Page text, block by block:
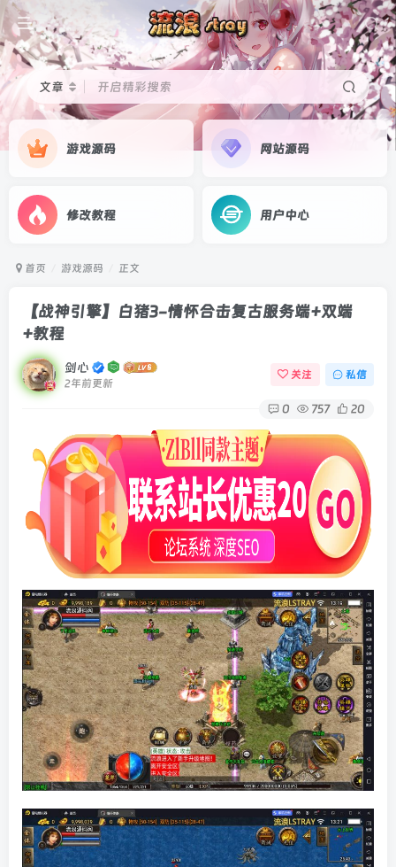
文章 开启精彩搜索
游戏源码 网站源码
修改教程 用户中心
首页 游戏源码 正文
【战神引擎】白猪3-情怀合击复古服务端+双端
+教程
剑心
2年前更新
关注 私信
0 757 20